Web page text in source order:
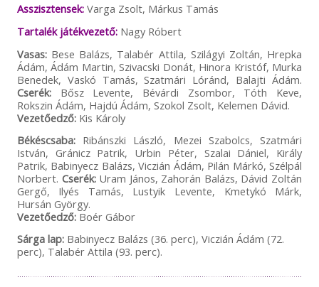
Asszisztensek:Varga Zsolt, Márkus Tamás
Tartalék játékvezető: Nagy Róbert
Vasas:Bese Balázs, Talabér Attila, Szilágyi Zoltán, Hrepka
Ádám, Ádám Martin, Szivacski Donát, Hinora Kristóf, Murka
Benedek, Vaskó Tamás, Szatmári Lóránd, Balajti Ádám.
Cserék:Bősz Levente, Bévárdi Zsombor, Tóth Keve,
Rokszin Ádám, Hajdú Ádám, Szokol Zsolt, Kelemen Dávid.
Vezetőedző:Kis Károly
Békéscsaba:Ribánszki László, Mezei Szabolcs, Szatmári
István, Gránicz Patrik, Urbin Péter, Szalai Dániel, Király
Patrik, Babinyecz Balázs, Viczián Ádám, Pilán Márkó, Szélpál
Norbert. Cserék:Uram János, Zahorán Balázs, Dávid Zoltán
Gergő, Ilyés Tamás, Lustyik Levente, Kmetykó Márk,
Hursán György.
Vezetőedző:Boér Gábor
Sárga lap:Babinyecz Balázs (36. perc), Viczián Ádám (72.
perc), Talabér Attila (93. perc).